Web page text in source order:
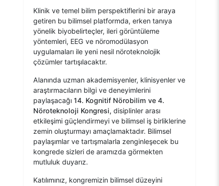
Klinik ve temel bilim perspektiflerini bir araya
getiren bu bilimsel platformda, erken tanıya
yönelik biyobelirteçler, ileri görüntüleme
yöntemleri, EEG ve nöromodülasyon
uygulamaları ile yeni nesil nöroteknolojik
çözümler tartışılacaktır.
Alanında uzman akademisyenler, klinisyenler ve
araştırmacıların bilgi ve deneyimlerini
paylaşacağı 14. Kognitif Nörobilim ve 4.
Nöroteknoloji Kongresi, disiplinler arası
etkileşimi güçlendirmeyi ve bilimsel iş birliklerine
zemin oluşturmayı amaçlamaktadır. Bilimsel
paylaşımlar ve tartışmalarla zenginleşecek bu
kongrede sizleri de aramızda görmekten
mutluluk duyarız.
Katılımınız, kongremizin bilimsel düzeyini